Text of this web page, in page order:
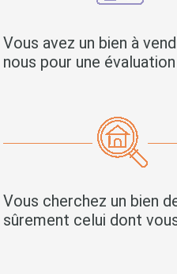
Vous avez un bien à
nous pour une
Vous cherchez un bien
sûrement celui dont